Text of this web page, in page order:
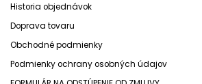
Historia objednávok
Doprava tovaru
Obchodné podmienky
Podmienky ochrany osobných údajov